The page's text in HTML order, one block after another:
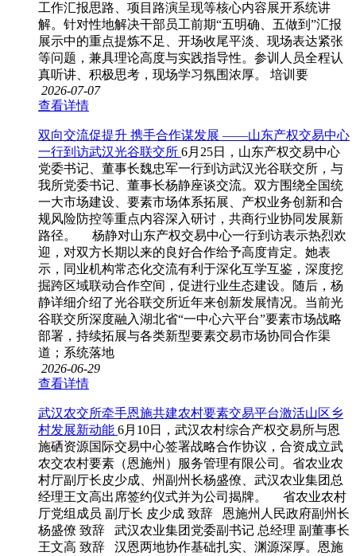
工作汇报思路、项目路演呈现等核心内容展开系统讲
解。针对性地解决干部员工前期“五明确、五做到”汇报
展示中的重点提炼不足、开场收尾平淡、现场表达紧张
等问题，兼具理论高度与实践指导性。参训人员全程认
真听讲、积极思考，现场学习氛围浓厚。 培训要
2026-07-07
查看详情
双向交流促提升 携手合作谋发展 ——山东产权交易中心
一行到访武汉光谷联交所 6月25日，山东产权交易中心
党委书记、董事长魏忠军一行到访武汉光谷联交所，与
我所党委书记、董事长杨静座谈交流。双方围绕全国统
一大市场建设、要素市场体系拓展、产权业务创新和合
规风险防控等重点内容深入研讨，共商行业协同发展新
路径。 杨静对山东产权交易中心一行到访表示热烈欢
迎，对双方长期以来的良好合作给予高度肯定。她表
示，同业机构常态化交流有利于深化互学互鉴，深度挖
掘跨区域联动合作空间，促进行业生态建设。随后，杨
静详细介绍了光谷联交所近年来创新发展情况。当前光
谷联交所深度融入湖北省“一中心六平台”要素市场战略
部署，持续拓展与各类新型要素交易市场协同合作渠
道；系统落地
2026-06-29
查看详情
武汉农交所牵手恩施共建农村要素交易平台激活山区乡
村发展新动能 6月10日，武汉农村综合产权交易所与恩
施硒资源国际交易中心签署战略合作协议，合资成立武
农交农村要素（恩施州）服务管理有限公司。省农业农
村厅副厅长皮少成、州副州长杨盛僚、武汉农业集团总
经理王文高出席签约仪式并为公司揭牌。 省农业农村
厅党组成员 副厅长 皮少成 致辞 恩施州人民政府副州长
杨盛僚 致辞 武汉农业集团党委副书记 总经理 副董事长
王文高 致辞 汉恩两地协作基础扎实、渊源深厚。恩施